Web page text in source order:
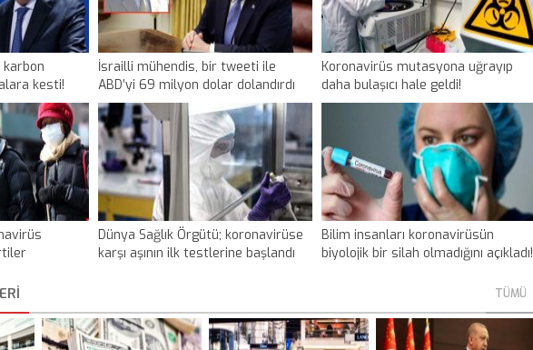
karbon
kesti!
İsrailli mühendis, bir tweeti ile
ABD’yi 69 milyon dolar dolandırdı
Koronavirüs mutasyona uğrayıp
daha bulaşıcı hale geldi!
Dünya Sağlık Örgütü; koronavirüse
karşı aşının ilk testlerine başlandı
Bilim insanları koronavirüsün
biyolojik bir silah olmadığını açıkladı!
TÜMÜ